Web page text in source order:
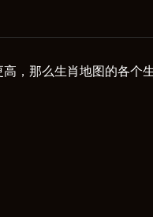
，那么生肖地图的各个